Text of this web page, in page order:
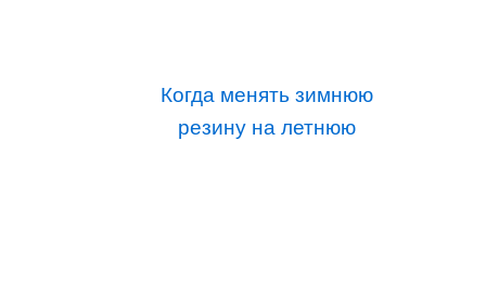
Когда менять зимнюю
резину на летнюю